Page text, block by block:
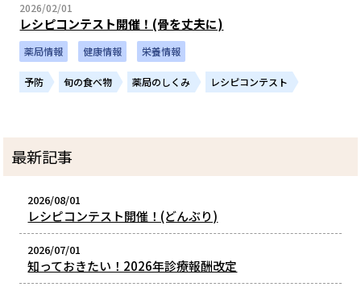
2026/02/01
レシピコンテスト開催！(骨を丈夫に)
薬局情報 健康情報 栄養情報
予防 旬の食べ物 薬局のしくみ レシピコンテスト
最新記事
2026/08/01
レシピコンテスト開催！(どんぶり)
2026/07/01
知っておきたい！2026年診療報酬改定